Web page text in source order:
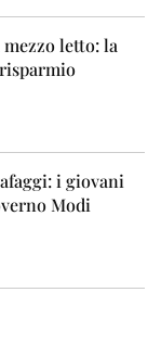
letto: la
i giovani
Modi